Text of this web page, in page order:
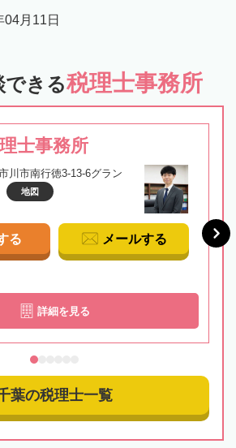
04月11日
できる税理士事務所
士事務所
川市南行徳3-13-6グラン
地図
る メールする
詳細を見る
葉の税理士一覧